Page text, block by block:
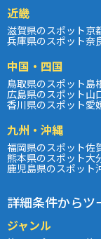
近畿
滋賀県のスポット京
兵庫県のスポット奈
中国・四国
鳥取県のスポット島
広島県のスポット山
香川県のスポット愛
九州・沖縄
福岡県のスポット佐
熊本県のスポット大
鹿児島県のスポット
詳細条件からツ
ジャンル